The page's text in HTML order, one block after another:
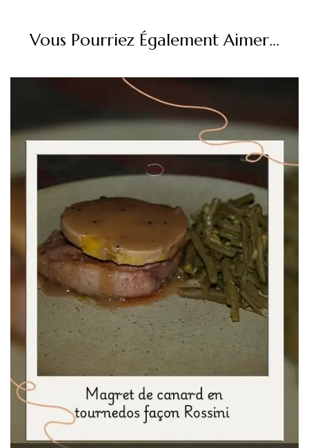
Vous Pourriez Également Aimer...